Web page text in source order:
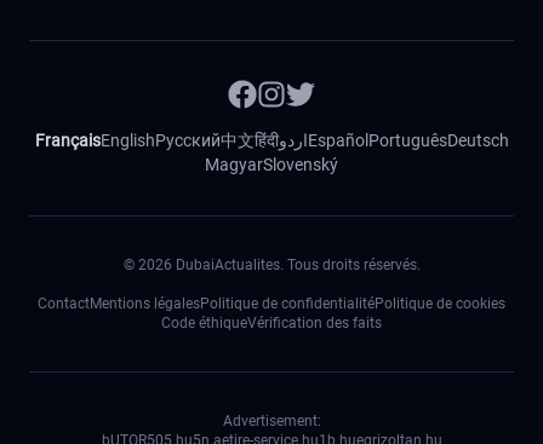
FrançaisEnglishРусский中文हिंदीاردوEspañol PortuguêsDeutsch
MagyarSlovenský
© 2026 DubaiActualites. Tous droits réservés.
ContactMentions légalesPolitique de confidentialitéPolitique de cookies
Code éthiqueVérification des faits
Advertisement:
bUTOR505.hu5n.aetire-service.hu1b.huegrizoltan.hu